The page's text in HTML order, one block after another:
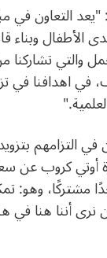
التعاون في
الأطفال وبناء
والتي تشاركنا
اهدافنا في
في التزامهم
أوتي كروب عن
مشتركًا، وهو:
نرى أننا هنا